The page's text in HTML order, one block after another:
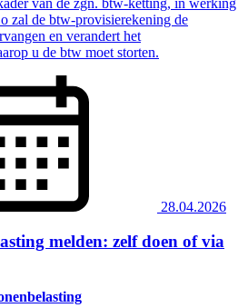
zal de btw-provisierekening de
en verandert het
u de btw moet storten.
28.04.2026
melden: zelf doen of via